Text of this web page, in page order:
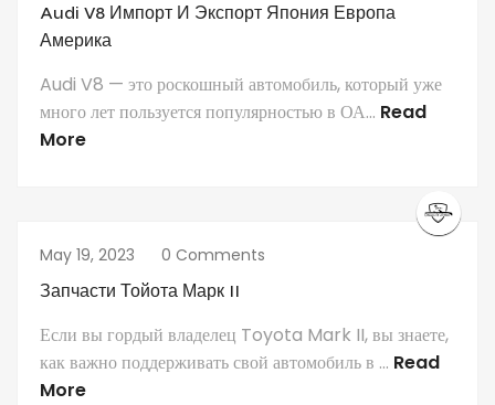
Audi V8 Импорт И Экспорт Япония Европа
Америка
Audi V8 — это роскошный автомобиль, который уже
много лет пользуется популярностью в ОА... Read
More
May 19, 2023 0 Comments
Запчасти Тойота Марк II
Если вы гордый владелец Toyota Mark II, вы знаете,
как важно поддерживать свой автомобиль в ... Read
More